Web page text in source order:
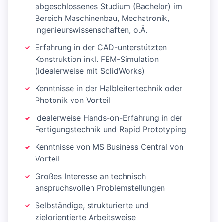
abgeschlossenes Studium (Bachelor) im
Bereich Maschinenbau, Mechatronik,
Ingenieurswissenschaften, o.Ä.
Erfahrung in der CAD-unterstützten
Konstruktion inkl. FEM-Simulation
(idealerweise mit SolidWorks)
Kenntnisse in der Halbleitertechnik oder
Photonik von Vorteil
Idealerweise Hands-on-Erfahrung in der
Fertigungstechnik und Rapid Prototyping
Kenntnisse von MS Business Central von
Vorteil
Großes Interesse an technisch
anspruchsvollen Problemstellungen
Selbständige, strukturierte und
zielorientierte Arbeitsweise